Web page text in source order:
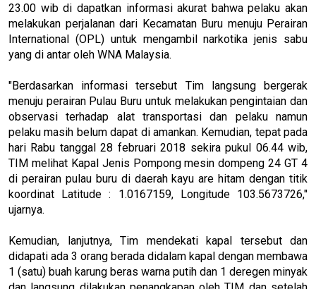
23.00 wib di dapatkan informasi akurat bahwa pelaku akan
melakukan perjalanan dari Kecamatan Buru menuju Perairan
International (OPL) untuk mengambil narkotika jenis sabu
yang di antar oleh WNA Malaysia.
"Berdasarkan informasi tersebut Tim langsung bergerak
menuju perairan Pulau Buru untuk melakukan pengintaian dan
observasi terhadap alat transportasi dan pelaku namun
pelaku masih belum dapat di amankan. Kemudian, tepat pada
hari Rabu tanggal 28 februari 2018 sekira pukul 06.44 wib,
TIM melihat Kapal Jenis Pompong mesin dompeng 24 GT 4
di perairan pulau buru di daerah kayu are hitam dengan titik
koordinat Latitude : 1.0167159, Longitude 103.5673726,"
ujarnya.
Kemudian, lanjutnya, Tim mendekati kapal tersebut dan
didapati ada 3 orang berada didalam kapal dengan membawa
1 (satu) buah karung beras warna putih dan 1 deregen minyak